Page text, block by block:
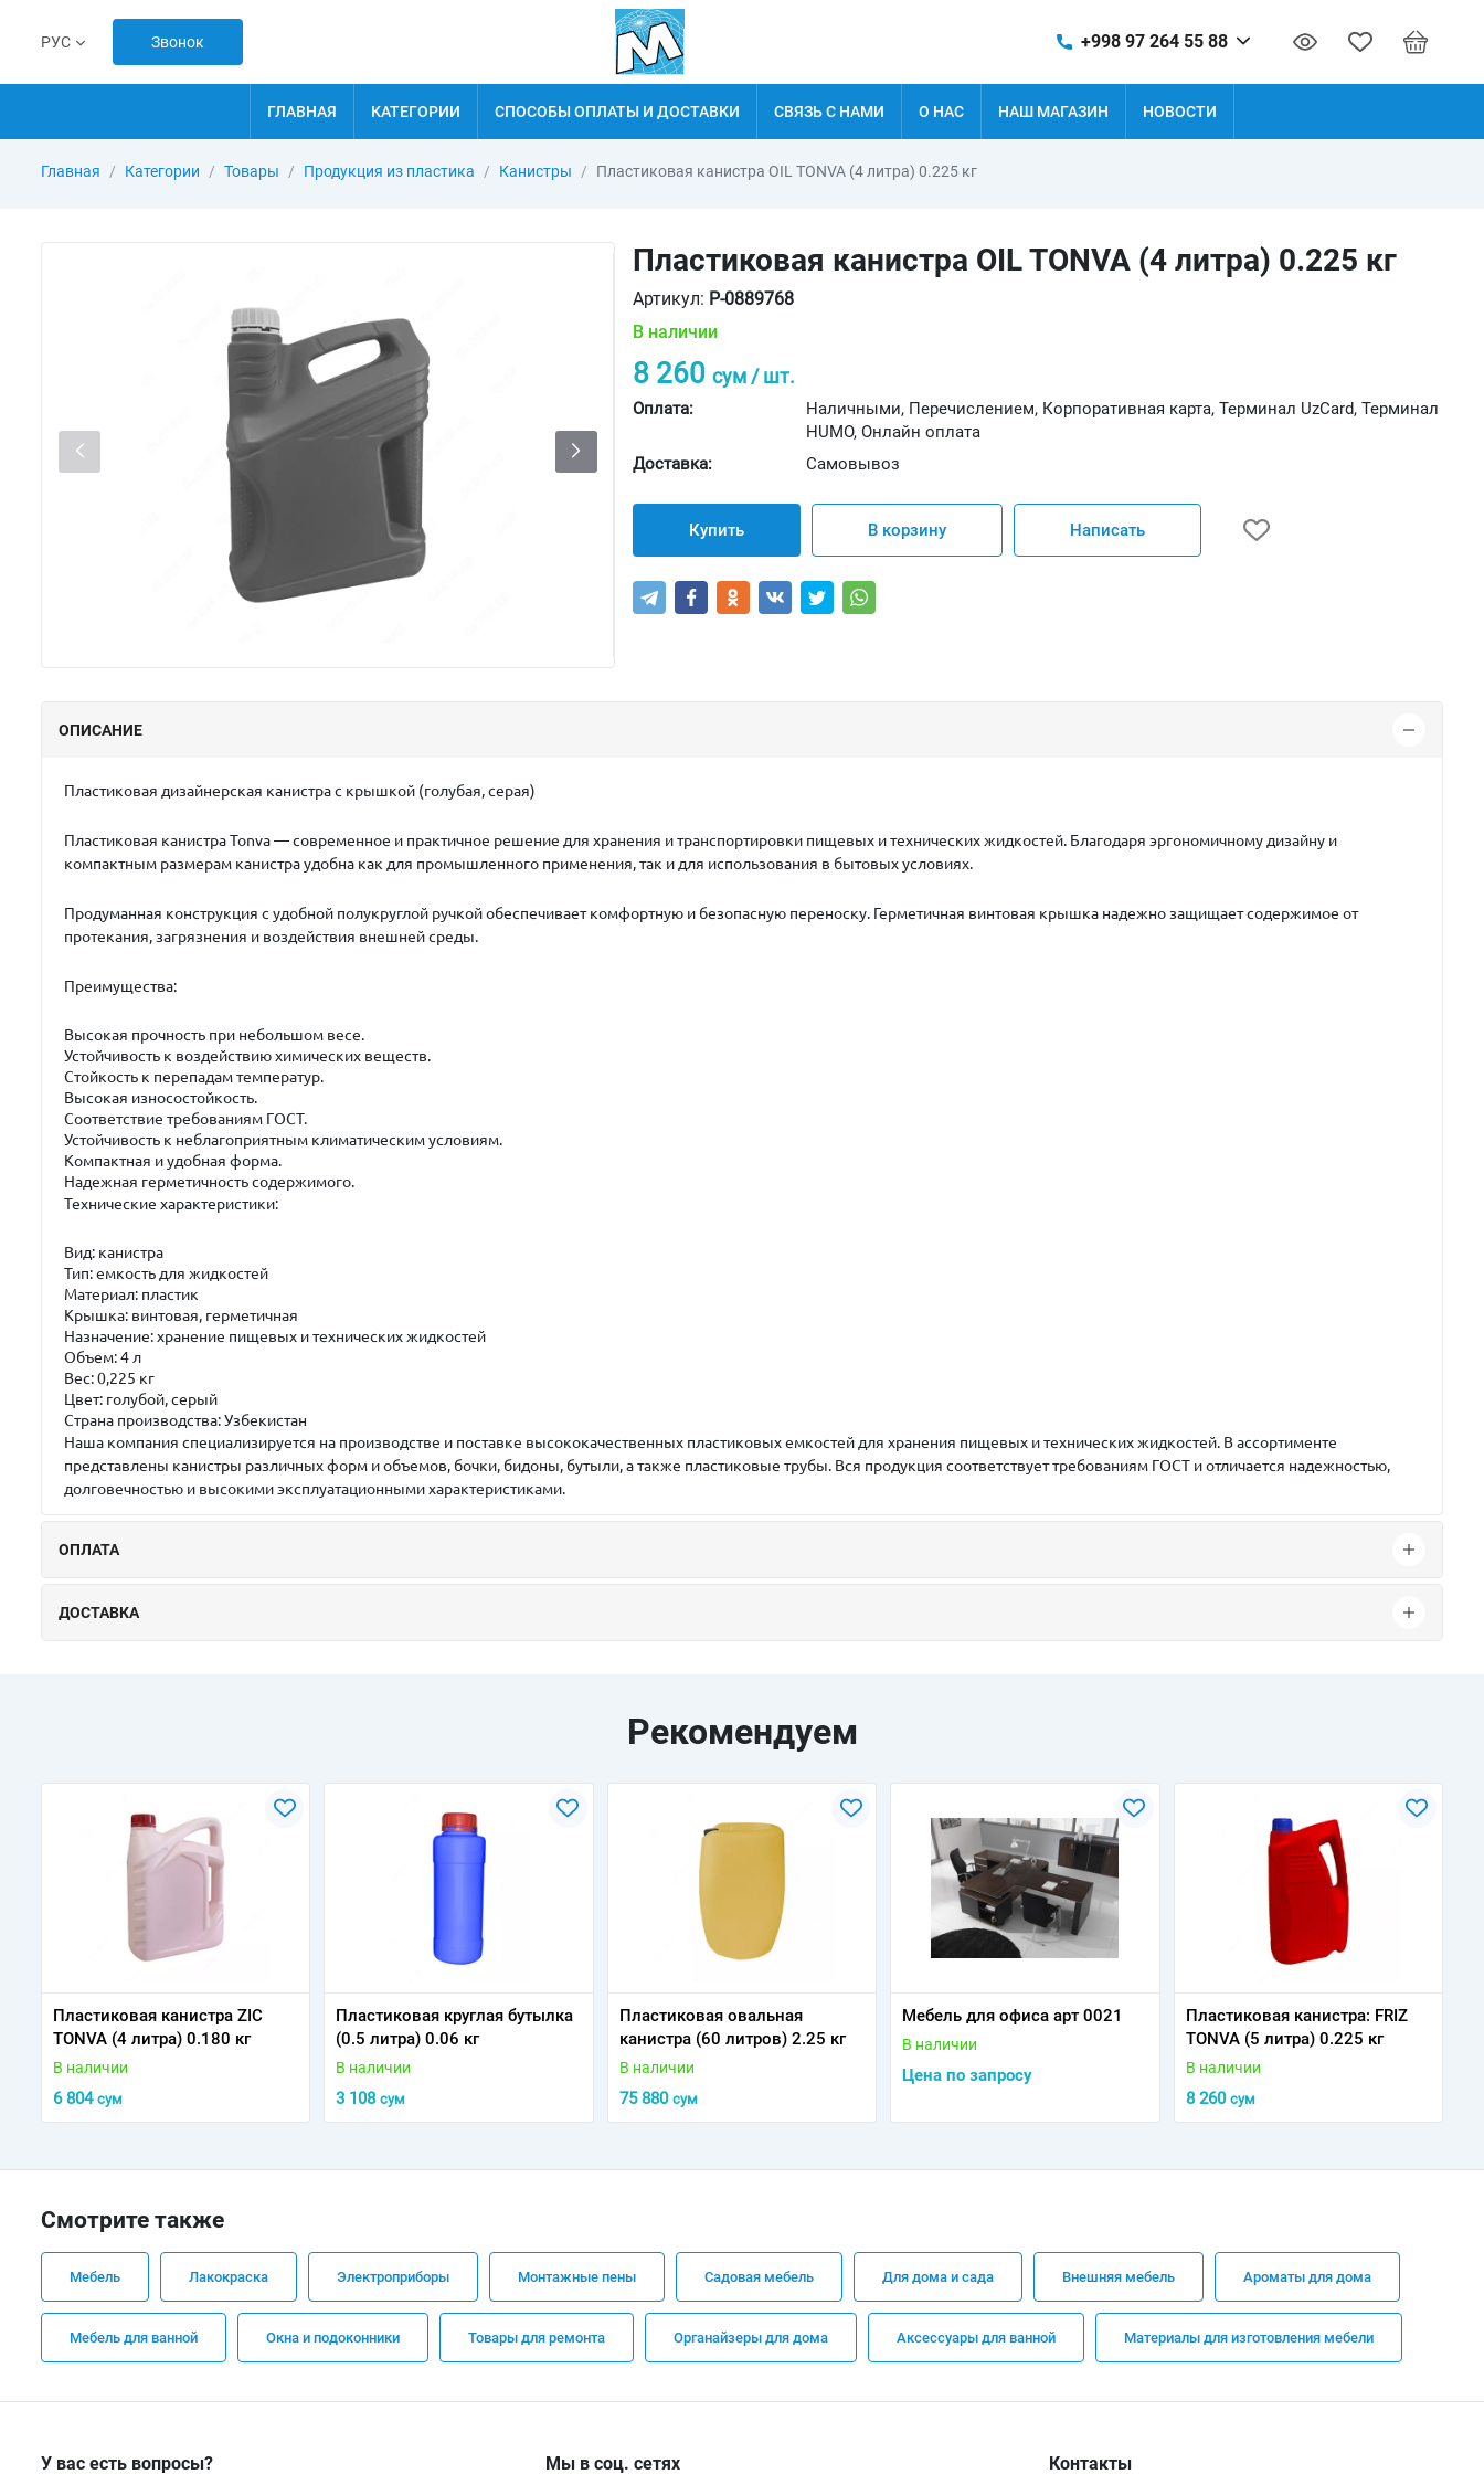
РУС Звонок +998 97 264 55 88
ГЛАВНАЯ КАТЕГОРИИ СПОСОБЫ ОПЛАТЫ И ДОСТАВКИ СВЯЗЬ С НАМИ О НАС НАШ МАГАЗИН НОВОСТИ
Главная Категории Товары Продукция из пластика Канистры Пластиковая канистра OIL TONVA (4 литра) 0.225 кг
Пластиковая канистра OIL TONVA (4 литра) 0.225 кг
Артикул: P-0889768
В наличии
8 260 сум / шт.
Оплата:
Наличными, Перечислением, Корпоративная карта, Терминал UzCard, Терминал
HUMO, Онлайн оплата
Доставка:
Самовывоз
Купить В корзину Написать
ОПИСАНИЕ
Пластиковая дизайнерская канистра с крышкой (голубая, серая)
Пластиковая канистра Tonva — современное и практичное решение для хранения и транспортировки пищевых и технических жидкостей. Благодаря эргономичному дизайну и
компактным размерам канистра удобна как для промышленного применения, так и для использования в бытовых условиях.
Продуманная конструкция с удобной полукруглой ручкой обеспечивает комфортную и безопасную переноску. Герметичная винтовая крышка надежно защищает содержимое от
протекания, загрязнения и воздействия внешней среды.
Преимущества:
Высокая прочность при небольшом весе.
Устойчивость к воздействию химических веществ.
Стойкость к перепадам температур.
Высокая износостойкость.
Соответствие требованиям ГОСТ.
Устойчивость к неблагоприятным климатическим условиям.
Компактная и удобная форма.
Надежная герметичность содержимого.
Технические характеристики:
Вид: канистра
Тип: емкость для жидкостей
Материал: пластик
Крышка: винтовая, герметичная
Назначение: хранение пищевых и технических жидкостей
Объем: 4 л
Вес: 0,225 кг
Цвет: голубой, серый
Страна производства: Узбекистан
Наша компания специализируется на производстве и поставке высококачественных пластиковых емкостей для хранения пищевых и технических жидкостей. В ассортименте
представлены канистры различных форм и объемов, бочки, бидоны, бутыли, а также пластиковые трубы. Вся продукция соответствует требованиям ГОСТ и отличается надежностью,
долговечностью и высокими эксплуатационными характеристиками.
ОПЛАТА
ДОСТАВКА
Рекомендуем
Пластиковая канистра ZIC
TONVA (4 литра) 0.180 кг
В наличии
6 804 сум
Пластиковая круглая бутылка
(0.5 литра) 0.06 кг
В наличии
3 108сум
Пластиковая овальная
канистра (60 литров) 2.25 кг
В наличии
75 880 сум
Мебель для офиса арт 0021
В наличии
Цена по запросу
Пластиковая канистра: FRIZ
TONVA (5 литра) 0.225 кг
В наличии
8 260 сум
Смотрите также
Мебель Лакокраска Электроприборы Монтажные пены Садовая мебель Для дома и сада Внешняя мебель Ароматы для дома
Мебель для ванной Окна и подоконники Товары для ремонта Органайзеры для дома Аксессуары для ванной Материалы для изготовления мебели
У вас есть вопросы? Мы в соц. сетях Контакты